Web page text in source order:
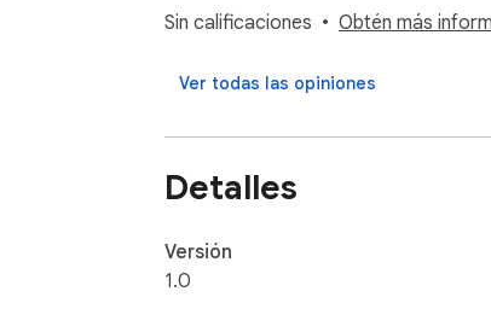
Sin calificaciones Obtén más
Ver todas las opiniones
Detalles
Versión
1.0